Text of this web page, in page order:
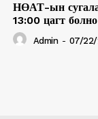
НӨАТ-ын
13:00 цагт болно
Admin - 07/22/